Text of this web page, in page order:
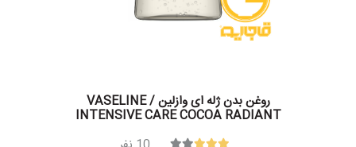
روغن بدن ژله ای وازلین / VASELINE
INTENSIVE CARE COCOA RADIANT